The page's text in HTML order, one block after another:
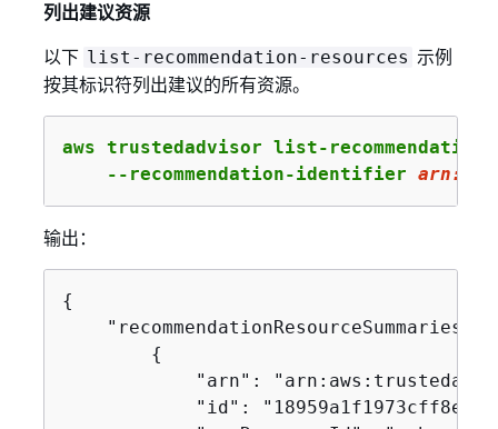
列出建议资源
以下 list-recommendation-resources 示例
按其标识符列出建议的所有资源。
aws trustedadvisor list-
    --recommendation-identifier
arn
输出：
{
"recommendationResourceSummaries":
{
"arn":
"id":